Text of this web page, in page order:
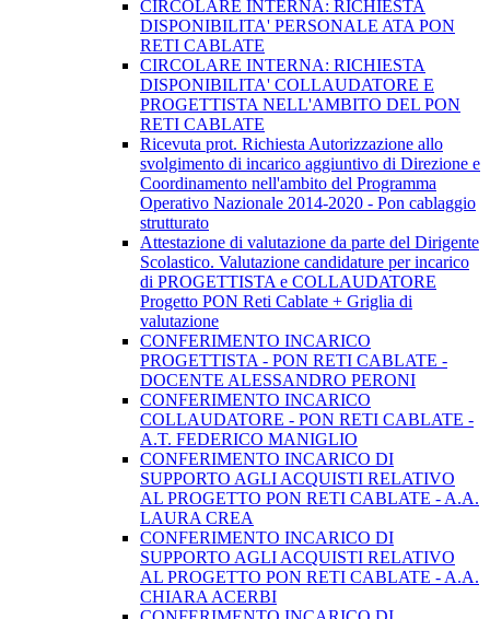
CIRCOLARE INTERNA: RICHIESTA
DISPONIBILITA' PERSONALE ATA PON
RETI CABLATE
CIRCOLARE INTERNA: RICHIESTA
DISPONIBILITA' COLLAUDATORE E
PROGETTISTA NELL'AMBITO DEL PON
RETI CABLATE
Ricevuta prot. Richiesta Autorizzazione allo
svolgimento di incarico aggiuntivo di Direzione e
Coordinamento nell'ambito del Programma
Operativo Nazionale 2014-2020 - Pon cablaggio
strutturato
Attestazione di valutazione da parte del Dirigente
Scolastico. Valutazione candidature per incarico
di PROGETTISTA e COLLAUDATORE
Progetto PON Reti Cablate + Griglia di
valutazione
CONFERIMENTO INCARICO
PROGETTISTA - PON RETI CABLATE -
DOCENTE ALESSANDRO PERONI
CONFERIMENTO INCARICO
COLLAUDATORE - PON RETI CABLATE -
A.T. FEDERICO MANIGLIO
CONFERIMENTO INCARICO DI
SUPPORTO AGLI ACQUISTI RELATIVO
AL PROGETTO PON RETI CABLATE - A.A.
LAURA CREA
CONFERIMENTO INCARICO DI
SUPPORTO AGLI ACQUISTI RELATIVO
AL PROGETTO PON RETI CABLATE - A.A.
CHIARA ACERBI